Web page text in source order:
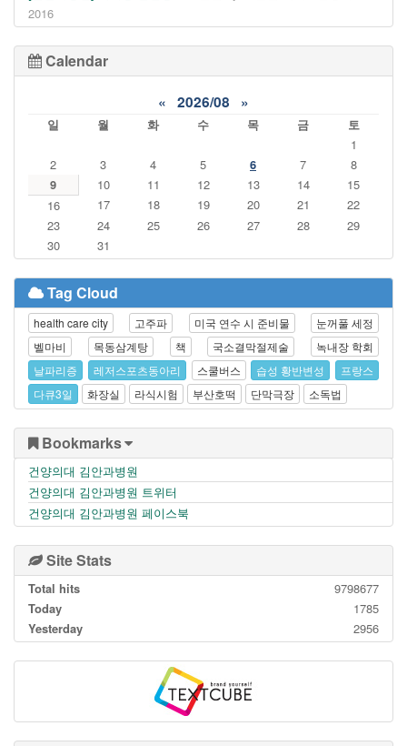
2016
Calendar
« 2026/08 »
일 월 화 수 목 금
토
1
2
3 4 5 6 7
8
9
10 11 12 13 14
15
16
17 18 19 20 21
22
23
24 25 26 27 28
29
30
31
Tag Cloud
health care city 고주파 미국 연수 시 준비물
눈꺼풀 세정
벨마비
목동삼계탕 책 국소결막절제술
녹내장 학회
날파리증
레저스포츠동아리 스쿨버스 습성 황반변성
프랑스
다큐3일
화장실 라식시험 부산호떡 단막극장 소독법
Bookmarks
건양의대 김안과병원
건양의대 김안과병원 트위터
건양의대 김안과병원 페이스북
Site Stats
Total hits
9798677
Today
1785
Yesterday
2956